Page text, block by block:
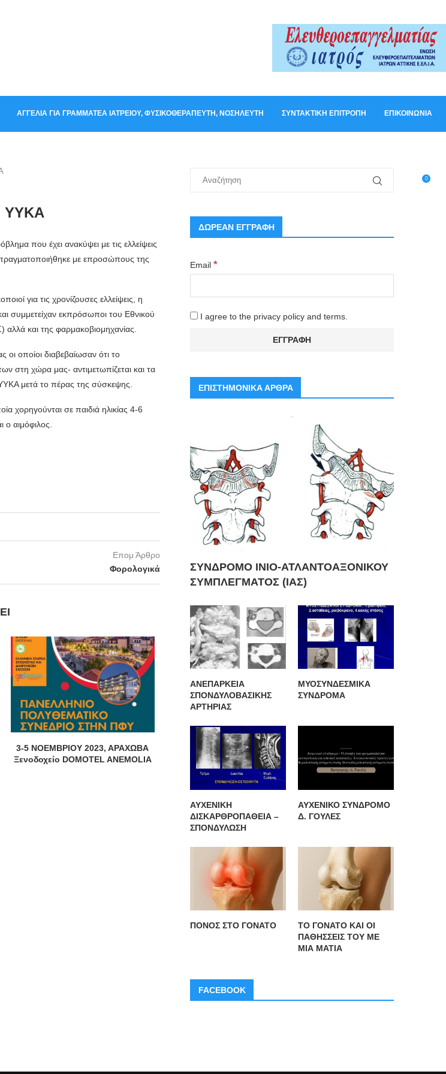
ΑΓΓΕΛΊΑ ΓΙΑ ΓΡΑΜΜΑΤΈΑ ΙΑΤΡΕΊΟΥ, ΦΥΣΙΚΟΘΕΡΑΠΕΥΤΉ, ΝΟΣΗΛΕΥΤΉ ΣΥΝΤΑΚΤΙΚΉ ΕΠΙΤΡΟΠΉ ΕΠΙΚΟΙΝΩΝΊΑ
0
ΥΥΚΑ
που έχει ανακύψει με τις ελλείψεις
με επροσώπους της
για τις χρονίζουσες ελλείψεις, η
συμμετείχαν εκπρόσωποι του Εθνικού
και της φαρμακοβιομηχανίας.
οποίοι διαβεβαίωσαν ότι το
στη χώρα μας- αντιμετωπίζεται και τα
ΥΥΚΑ μετά το πέρας της σύσκεψης.
χορηγούνται σε παιδιά ηλικίας 4-6
ο αιμόφιλος.
Επομ Άρθρο
Φορολογικά
3-5 ΝΟΕΜΒΡΙΟΥ 2023, ΑΡΑΧΩΒΑ
Ξενοδοχείο DOMOTEL ANEMOLIA
O IΣΑ ανακοινώνει την ίδρυση
Ταμείου Επαγγελματικής
Ασφάλισης
Ο ΙΣΑ ζητά να ξεκινήσει
για την...
ΔΩΡΕΑΝ ΕΓΓΡΑΦΗ
Email *
I agree to the privacy policy and terms.
ΕΠΙΣΤΗΜΟΝΙΚΑ ΑΡΘΡΑ
ΣΥΝΔΡΟΜΟ ΙΝΙΟ-ΑΤΛΑΝΤΟΑΞΟΝΙΚΟΥ
ΣΥΜΠΛΕΓΜΑΤΟΣ (ΙΑΣ)
ΑΝΕΠΑΡΚΕΙΑ
ΣΠΟΝΔΥΛΟΒΑΣΙΚΗΣ
ΑΡΤΗΡΙΑΣ
ΜΥΟΣΥΝΔΕΣΜΙΚΑ
ΣΥΝΔΡΟΜΑ
ΑΥΧΕΝΙΚΗ
ΔΙΣΚΑΡΘΡΟΠΑΘΕΙΑ –
ΣΠΟΝΔΥΛΩΣΗ
ΑΥΧΕΝΙΚΟ ΣΥΝΔΡΟΜΟ
Δ. ΓΟΥΛΕΣ
ΠΟΝΟΣ ΣΤΟ ΓΟΝΑΤΟ
ΤΟ ΓΟΝΑΤΟ ΚΑΙ ΟΙ
ΠΑΘΗΣΣΕΙΣ ΤΟΥ ΜΕ
ΜΙΑ ΜΑΤΙΑ
FACEBOOK